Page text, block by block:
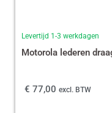
Levertijd 1-3 werkdagen
Motorola lederen
€ 77,00 excl. BTW